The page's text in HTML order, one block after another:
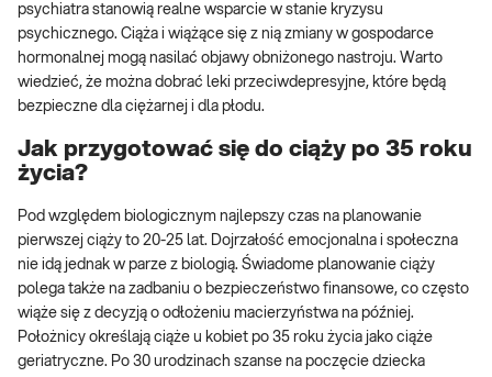
psychiatra stanowią realne wsparcie w stanie kryzysu
psychicznego. Ciąża i wiążące się z nią zmiany w gospodarce
hormonalnej mogą nasilać objawy obniżonego nastroju. Warto
wiedzieć, że można dobrać leki przeciwdepresyjne, które będą
bezpieczne dla ciężarnej i dla płodu.
Jak przygotować się do ciąży po 35 roku
życia?
Pod względem biologicznym najlepszy czas na planowanie
pierwszej ciąży to 20-25 lat. Dojrzałość emocjonalna i społeczna
nie idą jednak w parze z biologią. Świadome planowanie ciąży
polega także na zadbaniu o bezpieczeństwo finansowe, co często
wiąże się z decyzją o odłożeniu macierzyństwa na później.
Położnicy określają ciąże u kobiet po 35 roku życia jako ciąże
geriatryczne. Po 30 urodzinach szanse na poczęcie dziecka